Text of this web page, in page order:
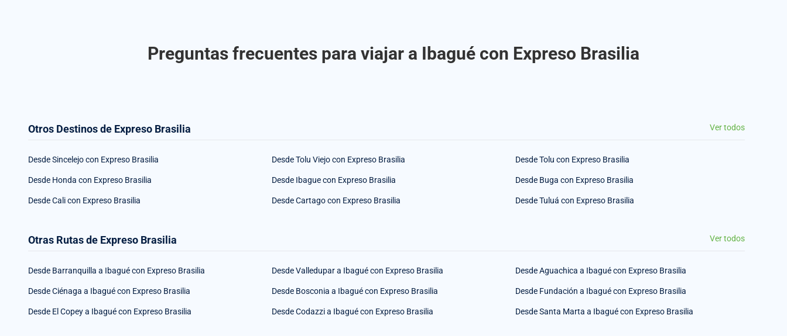
Preguntas frecuentes para viajar a Ibagué con Expreso Brasilia
Otros Destinos de Expreso Brasilia Ver todos
Desde Sincelejo con Expreso Brasilia Desde Tolu Viejo con Expreso Brasilia Desde Tolu con Expreso Brasilia
Desde Honda con Expreso Brasilia Desde Ibague con Expreso Brasilia Desde Buga con Expreso Brasilia
Desde Cali con Expreso Brasilia Desde Cartago con Expreso Brasilia Desde Tuluá con Expreso Brasilia
Otras Rutas de Expreso Brasilia Ver todos
Desde Barranquilla a Ibagué con Expreso Brasilia Desde Valledupar a Ibagué con Expreso Brasilia Desde Aguachica a Ibagué con Expreso Brasilia
Desde Ciénaga a Ibagué con Expreso Brasilia Desde Bosconia a Ibagué con Expreso Brasilia Desde Fundación a Ibagué con Expreso Brasilia
Desde El Copey a Ibagué con Expreso Brasilia Desde Codazzi a Ibagué con Expreso Brasilia Desde Santa Marta a Ibagué con Expreso Brasilia